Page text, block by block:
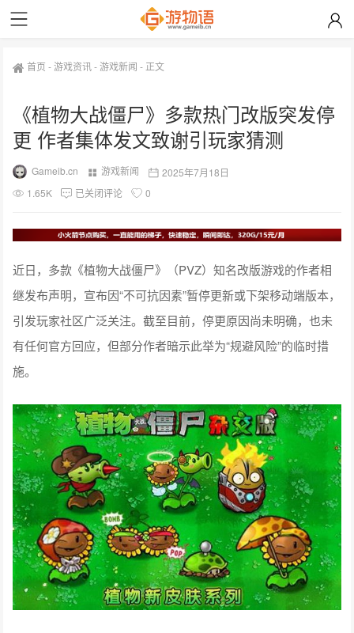
首页 -游戏资讯-游戏新闻 - 正文
《植物大战僵尸》多款热门改版突发停
更 作者集体发文致谢引玩家猜测
Gameib.cn 游戏新闻
2025年7月18日
1.65K
已关闭评论 0
近日，多款《植物大战僵尸》（PVZ）知名改版游戏的作者相
继发布声明，宣布因“不可抗因素”暂停更新或下架移动端版本，
引发玩家社区广泛关注。截至目前，停更原因尚未明确，也未
有任何官方回应，但部分作者暗示此举为“规避风险”的临时措
施。